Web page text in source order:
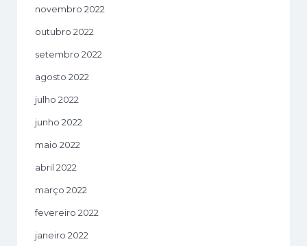
novembro 2022
outubro 2022
setembro 2022
agosto 2022
julho 2022
junho 2022
maio 2022
abril 2022
março 2022
fevereiro 2022
janeiro 2022